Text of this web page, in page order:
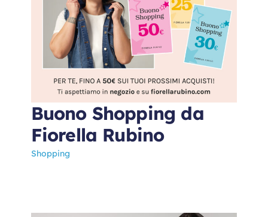
Buono Shopping da
Fiorella Rubino
Shopping